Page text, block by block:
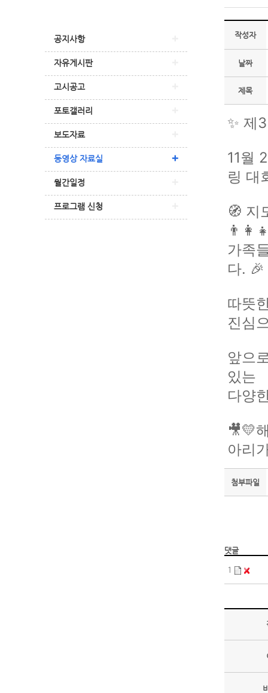
공지사항
자유게시판
고시공고
포토갤러리
보도자료
동영상 자료실
월간일정
프로그램 신청
작성자
날짜
제목
✨ 제
11월
링 대
🧭 지
가족
다. 🎉
따뜻
진심
앞으
있는
다양
🎥💛
아리
첨부파일
댓글
1